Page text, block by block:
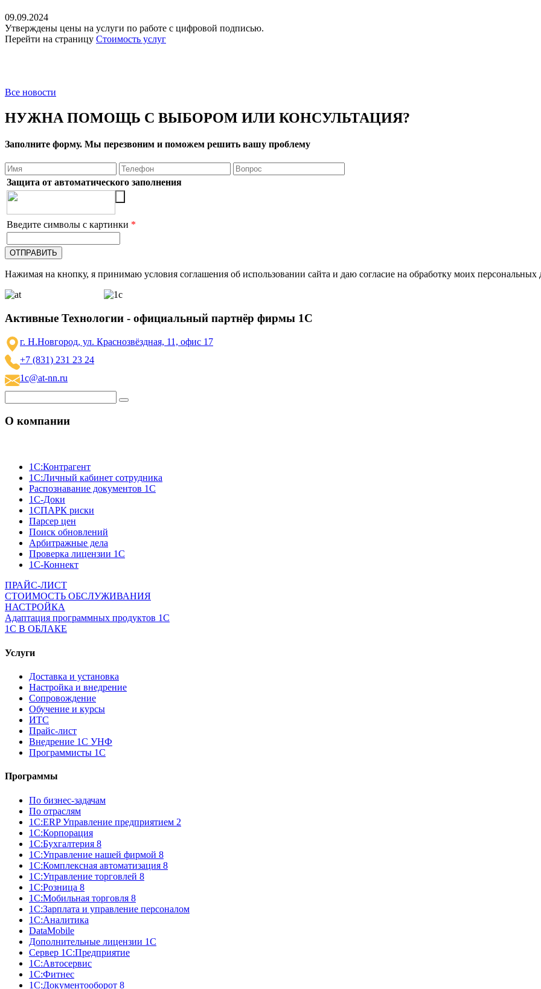
09.09.2024
Утверждены цены на услуги по работе с цифровой подписью.
Перейти на страницу Стоимость услуг
Все новости
НУЖНА ПОМОЩЬ С ВЫБОРОМ ИЛИ КОНСУЛЬТАЦИЯ?
Заполните форму. Мы перезвоним и поможем решить вашу проблему
Защита от автоматического заполнения
Введите символы с картинки *
Нажимая на кнопку, я принимаю условия соглашения об использовании сайта и даю согласие на обработку моих персональных
Активные Технологии - официальный партнёр фирмы 1С
г. Н.Новгород, ул. Краснозвёздная, 11, офис 17
+7 (831) 231 23 24
1c@at-nn.ru
О компании
1C:Контрагент
1С:Личный кабинет сотрудника
Распознавание документов 1С
1С-Доки
1CПАРК риски
Парсер цен
Поиск обновлений
Арбитражные дела
Проверка лицензии 1С
1С-Коннект
ПРАЙС-ЛИСТ
СТОИМОСТЬ ОБСЛУЖИВАНИЯ
НАСТРОЙКА
Адаптация программных продуктов 1С
1С В ОБЛАКЕ
Услуги
Доставка и установка
Настройка и внедрение
Сопровождение
Обучение и курсы
ИТС
Прайс-лист
Внедрение 1С УНФ
Программисты 1С
Программы
По бизнес-задачам
По отраслям
1C:ERP Управление предприятием 2
1С:Корпорация
1С:Бухгалтерия 8
1С:Управление нашей фирмой 8
1С:Комплексная автоматизация 8
1С:Управление торговлей 8
1С:Розница 8
1С:Мобильная торговля 8
1С:Зарплата и управление персоналом
1С:Аналитика
DataMobile
Дополнительные лицензии 1С
Сервер 1С:Предприятие
1С:Автосервис
1С:Фитнес
1С:Документооборот 8